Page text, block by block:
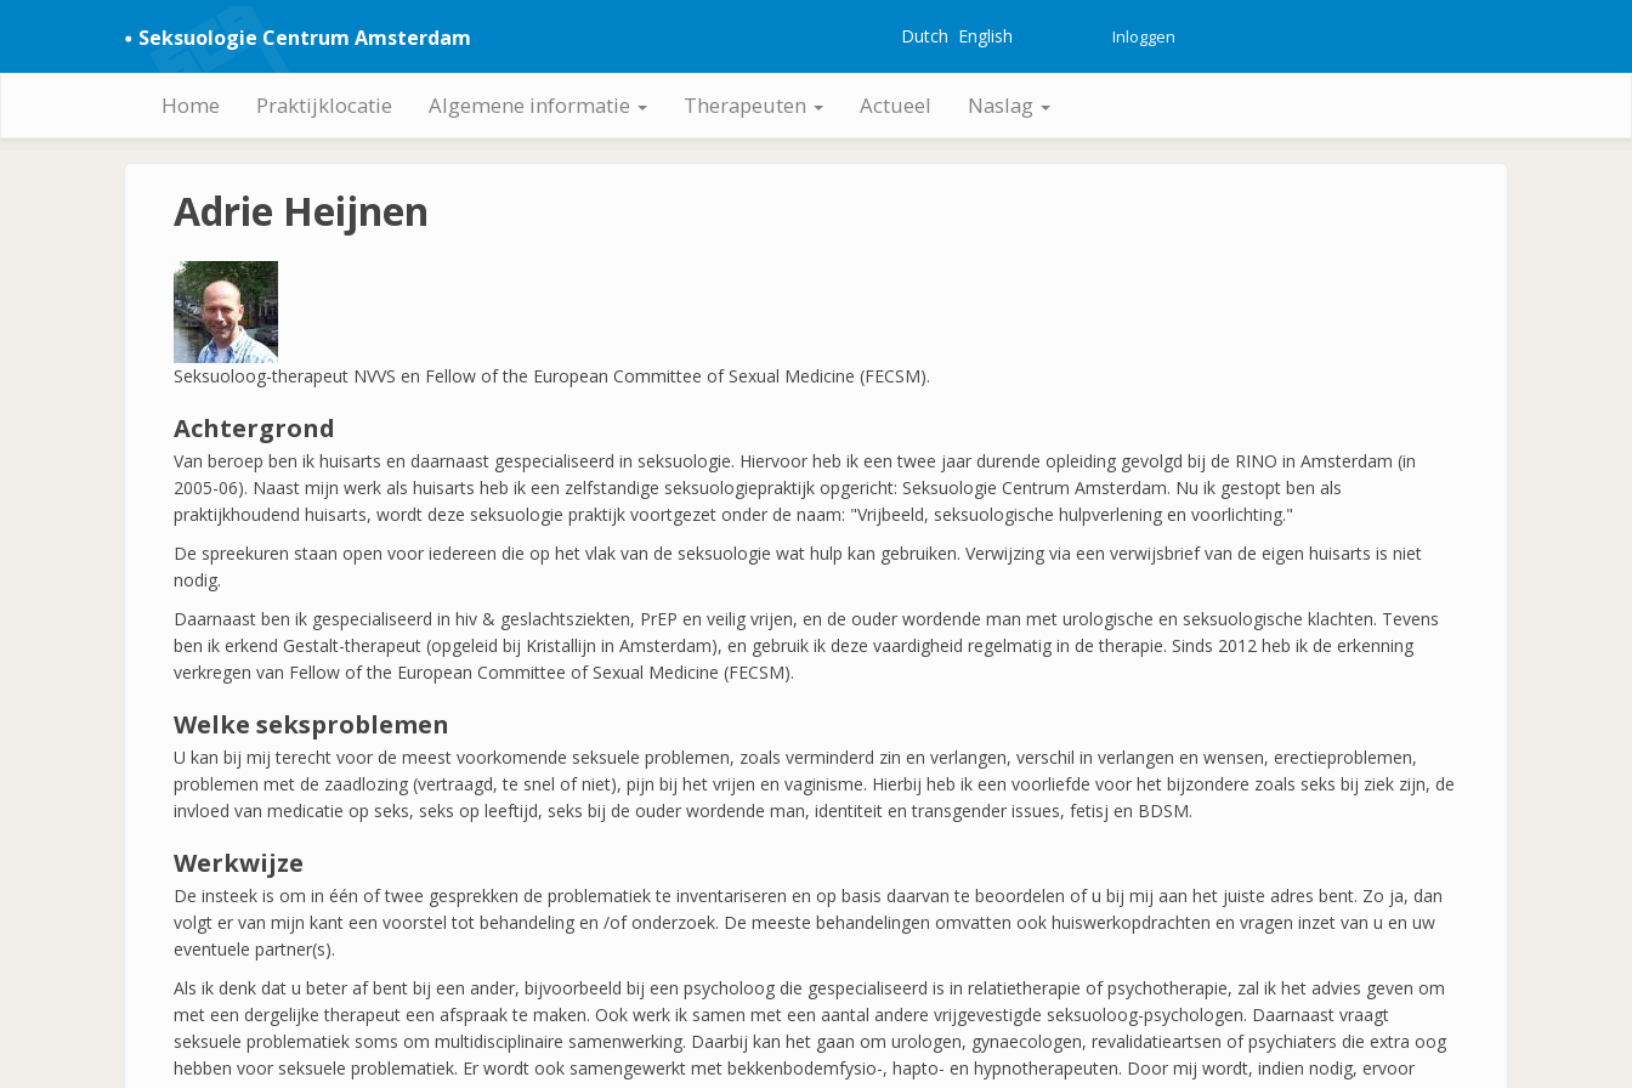
Seksuologie Centrum Amsterdam Dutch English Gebruikersmenu
Inloggen
Hoofdnavigatie
Home Praktijklocatie Algemene informatie Therapeuten Actueel Naslag
Adrie Heijnen
Seksuoloog-therapeut NVVS en Fellow of the European Committee of Sexual Medicine (FECSM).
Achtergrond
Van beroep ben ik huisarts en daarnaast gespecialiseerd in seksuologie. Hiervoor heb ik een twee jaar durende opleiding gevolgd bij de RINO in Amsterdam (in
2005-06). Naast mijn werk als huisarts heb ik een zelfstandige seksuologiepraktijk opgericht: Seksuologie Centrum Amsterdam. Nu ik gestopt ben als
praktijkhoudend huisarts, wordt deze seksuologie praktijk voortgezet onder de naam: "Vrijbeeld, seksuologische hulpverlening en voorlichting."
De spreekuren staan open voor iedereen die op het vlak van de seksuologie wat hulp kan gebruiken. Verwijzing via een verwijsbrief van de eigen huisarts is niet
nodig.
Daarnaast ben ik gespecialiseerd in hiv & geslachtsziekten, PrEP en veilig vrijen, en de ouder wordende man met urologische en seksuologische klachten. Tevens
ben ik erkend Gestalt-therapeut (opgeleid bij Kristallijn in Amsterdam), en gebruik ik deze vaardigheid regelmatig in de therapie. Sinds 2012 heb ik de erkenning
verkregen van Fellow of the European Committee of Sexual Medicine (FECSM).
Welke seksproblemen
U kan bij mij terecht voor de meest voorkomende seksuele problemen, zoals verminderd zin en verlangen, verschil in verlangen en wensen, erectieproblemen,
problemen met de zaadlozing (vertraagd, te snel of niet), pijn bij het vrijen en vaginisme. Hierbij heb ik een voorliefde voor het bijzondere zoals seks bij ziek zijn, de
invloed van medicatie op seks, seks op leeftijd, seks bij de ouder wordende man, identiteit en transgender issues, fetisj en BDSM.
Werkwijze
De insteek is om in één of twee gesprekken de problematiek te inventariseren en op basis daarvan te beoordelen of u bij mij aan het juiste adres bent. Zo ja, dan
volgt er van mijn kant een voorstel tot behandeling en /of onderzoek. De meeste behandelingen omvatten ook huiswerkopdrachten en vragen inzet van u en uw
eventuele partner(s).
Als ik denk dat u beter af bent bij een ander, bijvoorbeeld bij een psycholoog die gespecialiseerd is in relatietherapie of psychotherapie, zal ik het advies geven om
met een dergelijke therapeut een afspraak te maken. Ook werk ik samen met een aantal andere vrijgevestigde seksuoloog-psychologen. Daarnaast vraagt
seksuele problematiek soms om multidisciplinaire samenwerking. Daarbij kan het gaan om urologen, gynaecologen, revalidatieartsen of psychiaters die extra oog
hebben voor seksuele problematiek. Er wordt ook samengewerkt met bekkenbodemfysio-, hapto- en hypnotherapeuten. Door mij wordt, indien nodig, ervoor